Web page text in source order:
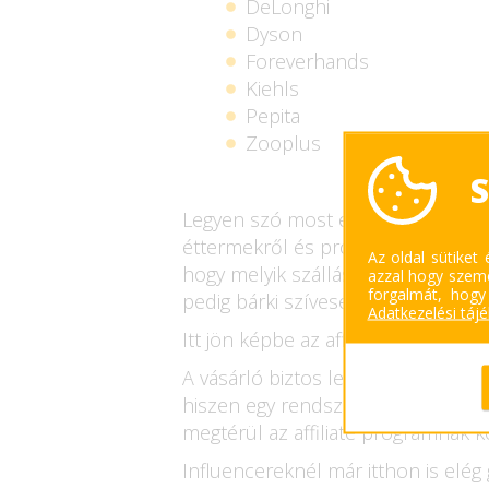
DeLonghi
Dyson
Foreverhands
Kiehls
Pepita
Zooplus
Legyen szó most egy utazó
éttermekről és programokról,
hogy melyik szállásadó
pedig bárki szívesen foglalná le
Itt jön képbe az affiliate szerepe.
A vásárló biztos lehet abban,
hiszen egy rendszeres utazó
megtérül az affiliate programnak
Influencereknél már itthon is elég
Az oldal sütiket
azzal hogy
forgalmát,
Adatkezelési